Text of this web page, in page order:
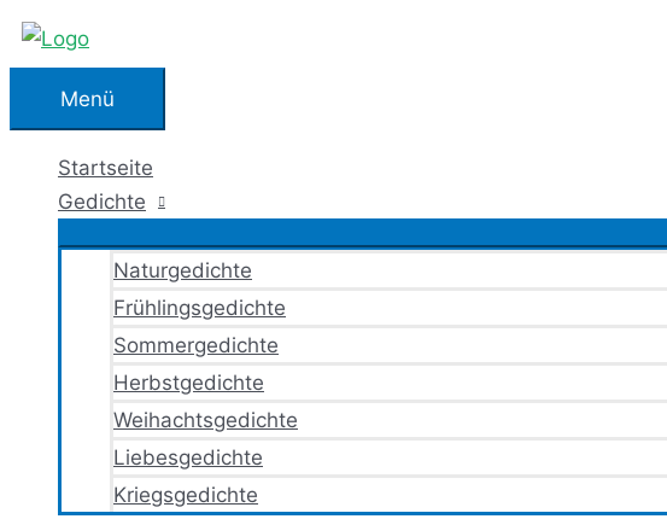
Zum
springenMenü
Menü
Startseite
Gedichte
Naturgedichte
Frühlingsgedichte
Sommergedichte
Herbstgedichte
Weihachtsgedichte
Liebesgedichte
Kriegsgedichte